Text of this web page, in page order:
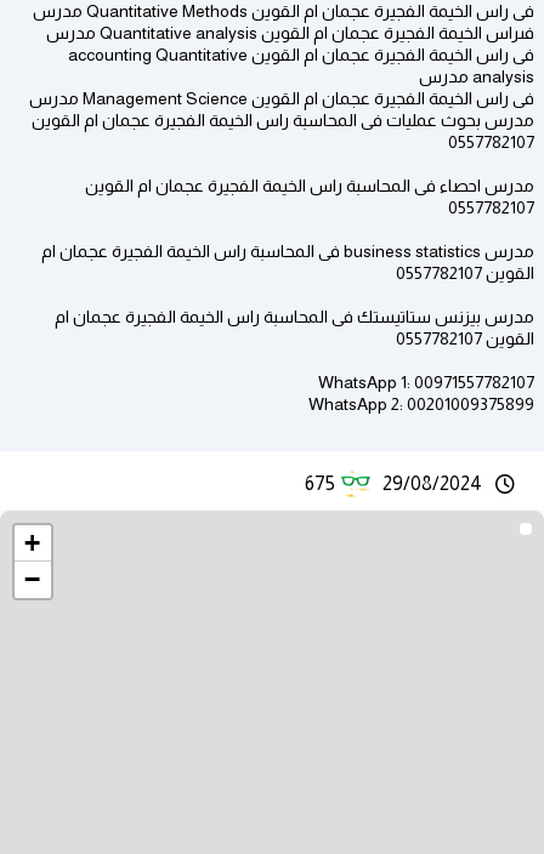
فى راس الخيمة الفجيرة عجمان ام القوين Quantitative Methods مدرس
فىراس الخيمة الفجيرة عجمان ام القوين Quantitative analysis مدرس
فى راس الخيمة الفجيرة عجمان ام القوين accounting Quantitative
analysis مدرس
فى راس الخيمة الفجيرة عجمان ام القوين Management Science مدرس
مدرس بحوث عمليات فى المحاسبة راس الخيمة الفجيرة عجمان ام القوين
0557782107
مدرس احصاء فى المحاسبة راس الخيمة الفجيرة عجمان ام القوين
0557782107
مدرس business statistics فى المحاسبة راس الخيمة الفجيرة عجمان ام
القوين 0557782107
مدرس بيزنس ستاتيستك فى المحاسبة راس الخيمة الفجيرة عجمان ام
القوين 0557782107
WhatsApp 1: 00971557782107
WhatsApp 2: 00201009375899
29/08/2024
675
+
−